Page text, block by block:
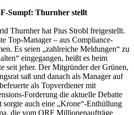
Sumpf: Thurnher stellt
Thurnher hat Pius Strobl freigestellt.
Top-Manager – aus Compliance-
Es seien „zahlreiche Meldungen“ zu
eingegangen, heißt es beim
seit jeher. Der Mitgründer der Grünen,
saß und danach als Manager auf
als Topverdiener mit
Forderung die aktuelle Debatte
sorgte auch eine „Krone“-Enthüllung
die vom ORF Millionenaufträge